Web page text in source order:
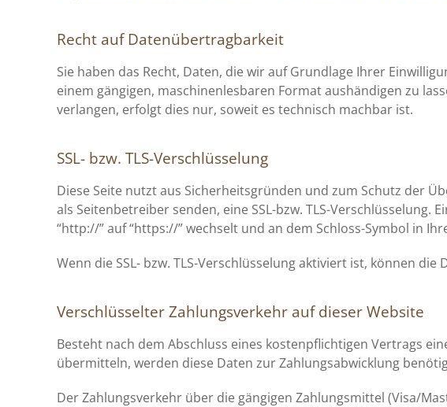
Recht auf Datenübertragbarkeit
Sie haben das Recht, Daten, die wir auf Grundlage Ihrer
einem gängigen, maschinenlesbaren Format aushändigen zu
verlangen, erfolgt dies nur, soweit es technisch machbar ist.
SSL- bzw. TLS-Verschlüsselung
Diese Seite nutzt aus Sicherheitsgründen und zum Schutz der
als Seitenbetreiber senden, eine SSL-bzw. TLS-
“http://” auf “https://” wechselt und an dem Schloss-Symbol in
Wenn die SSL- bzw. TLS-Verschlüsselung aktiviert ist, können
Verschlüsselter Zahlungsverkehr auf dieser Website
Besteht nach dem Abschluss eines kostenpflichtigen Vertrags
übermitteln, werden diese Daten zur Zahlungsabwicklung
Der Zahlungsverkehr über die gängigen Zahlungsmittel (Visa/